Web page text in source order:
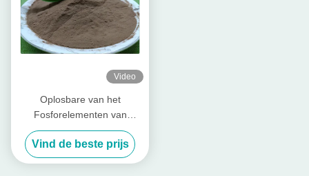
Video
Oplosbare van het
Fosforelementen van
Poederaminozuur Chelated
Mineralen de Basismeststof
Vind de beste prijs